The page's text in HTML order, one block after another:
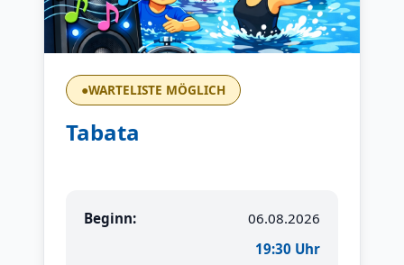
●WARTELISTE MÖGLICH
Tabata
Beginn:
06.08.2026
19:30 Uhr